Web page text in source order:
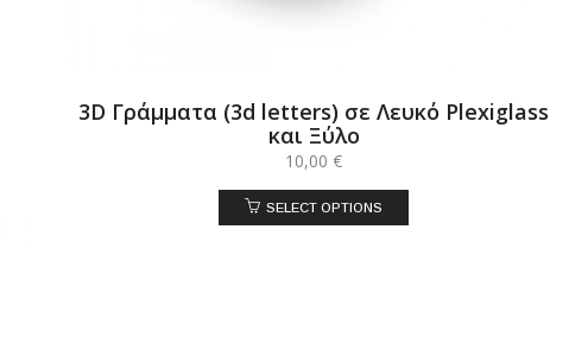
3D Γράμματα (3d letters) σε Λευκό Plexiglass
και Ξύλο
10,00€
SELECT OPTIONS